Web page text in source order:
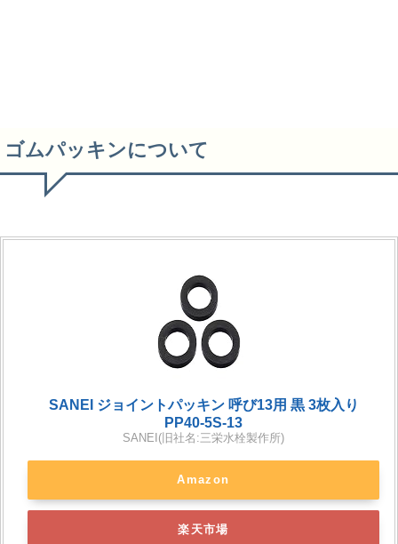
ゴムパッキンについて
SANEI ジョイントパッキン 呼び13用 黒 3枚入り
PP40-5S-13
SANEI(旧社名:三栄水栓製作所)
Amazon
楽天市場